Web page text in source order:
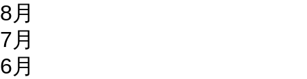
8月
7月
6月